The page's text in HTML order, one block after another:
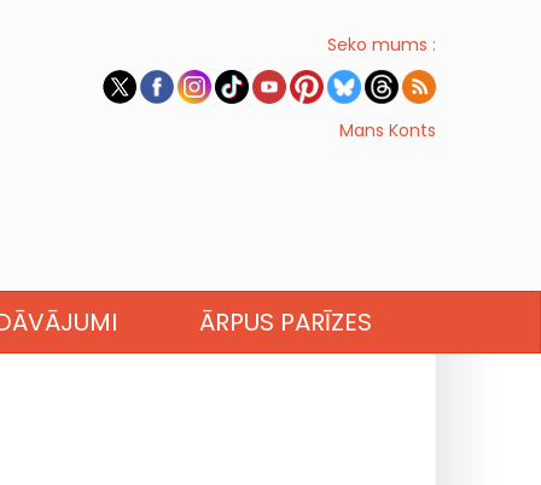
Seko mums :
Mans Konts
ĀRPUS PARĪZES